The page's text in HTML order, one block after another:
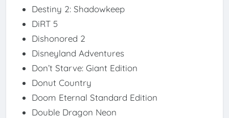
Destiny 2: Shadowkeep
DiRT 5
Dishonored 2
Disneyland Adventures
Don’t Starve: Giant Edition
Donut Country
Doom Eternal Standard Edition
Double Dragon Neon